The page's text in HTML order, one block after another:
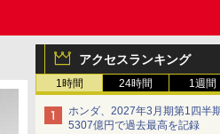
アクセスランキング
1時間 24時間 1週間
ホンダ、2027年3月期第1四半
5307億円で過去最高を記録